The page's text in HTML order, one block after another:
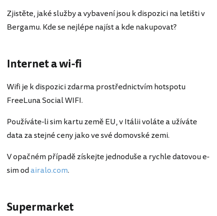
Zjistěte, jaké služby a vybavení jsou k dispozici na letišti v
Bergamu. Kde se nejlépe najíst a kde nakupovat?
Internet a wi-fi
Wifi je k dispozici zdarma prostřednictvím hotspotu
FreeLuna Social WIFI.
Používáte-li sim kartu země EU, v Itálii voláte a užíváte
data za stejné ceny jako ve své domovské zemi.
V opačném případě získejte jednoduše a rychle datovou e-
sim odairalo.com.
Supermarket